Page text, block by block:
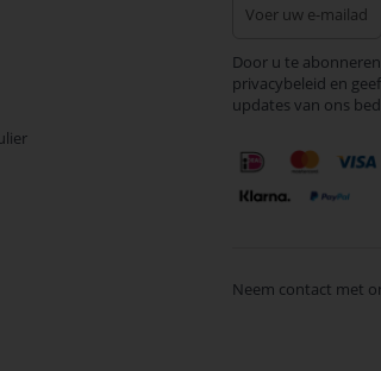
onze
nieuwsbrief
Door u te
privacybeleid en
updates van ons
Neem contact met